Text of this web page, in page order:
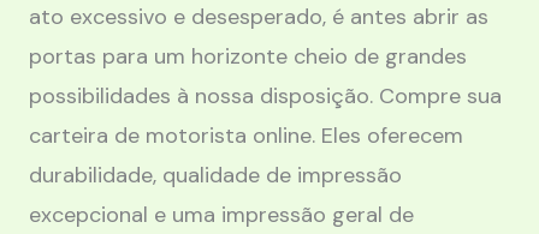
ato excessivo e desesperado, é antes abrir as
portas para um horizonte cheio de grandes
possibilidades à nossa disposição. Compre sua
carteira de motorista online. Eles oferecem
durabilidade, qualidade de impressão
excepcional e uma impressão geral de